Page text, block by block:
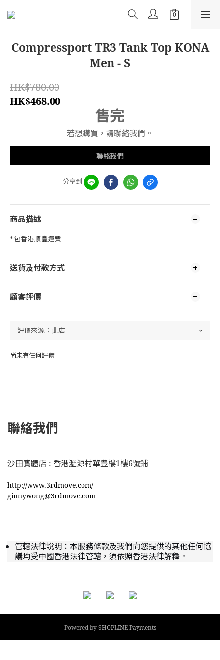
Compressport TR3 Tank Top KONA
Men - S
HK$780.00
HK$468.00
售完
若想購買，請聯絡我們。
聯絡我們
分享到
商品描述
*包香港順豐運費
送貨及付款方式
顧客評價
尚未有任何評價
聯絡我們
沙田實體店 : 香港瀝源村華豊樓1樓6號鋪
http://www.3rdmove.com/
ginnywong@3rdmove.com
管轄法律說明：本服務條款及我們向您提供的其他任何協
議均受中國香港法律管轄，須依照香港法律解釋。
Powered bySHOPLINE Payments